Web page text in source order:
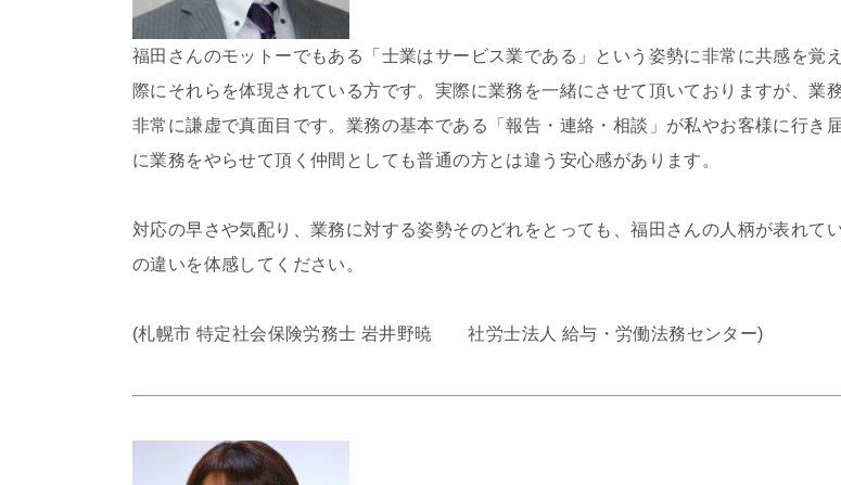
福田さんのモットーでもある「士業はサービス業である」という姿勢に非常に共感を覚
際にそれらを体現されている方です。実際に業務を一緒にさせて頂いておりますが、業
非常に謙虚で真面目です。業務の基本である「報告・連絡・相談」が私やお客様に行き
に業務をやらせて頂く仲間としても普通の方とは違う安心感があります。
対応の早さや気配り、業務に対する姿勢そのどれをとっても、福田さんの人柄が表れて
の違いを体感してください。
(札幌市 特定社会保険労務士 岩井野暁 社労士法人 給与・労働法務センター)